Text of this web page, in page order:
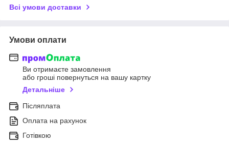
Всі умови доставки
Умови оплати
Ви отримаєте замовлення
або гроші повернуться на вашу картку
Детальніше
Післяплата
Оплата на рахунок
Готівкою